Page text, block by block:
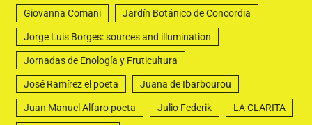
Giovanna Comani Jardín Botánico de Concordia
Jorge Luis Borges: sources and illumination
Jornadas de Enología y Fruticultura
José Ramírez el poeta Juana de Ibarbourou
Juan Manuel Alfaro poeta Julio Federik LA CLARITA